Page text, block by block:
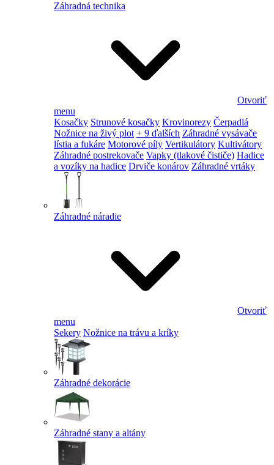
Záhradná technika
Otvoriť
menu
Kosačky Strunové kosačky Krovinorezy Čerpadlá
Nožnice na živý plot + 9 ďalších Záhradné vysávače
lístia a fukáre Motorové píly Vertikulátory Kultivátory
Záhradné postrekovače Vapky (tlakové čističe) Hadice
a vozíky na hadice Drviče konárov Záhradné vrtáky
Záhradné náradie
Otvoriť
menu
Sekery Nožnice na trávu a kríky
Záhradné dekorácie
Záhradné stany a altány